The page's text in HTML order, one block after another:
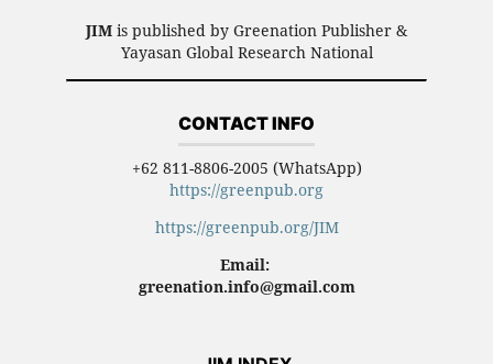
JIM is published by Greenation Publisher &
Yayasan Global Research National
CONTACT INFO
+62 811-8806-2005 (WhatsApp)
https://greenpub.org
https://greenpub.org/JIM
Email:
greenation.info@gmail.com